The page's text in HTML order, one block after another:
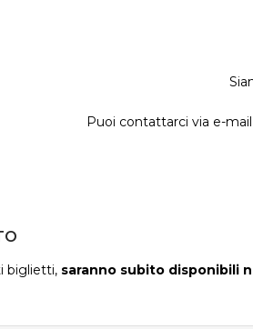
Puoi contattarci via e-
biglietti, saranno subito disponibili